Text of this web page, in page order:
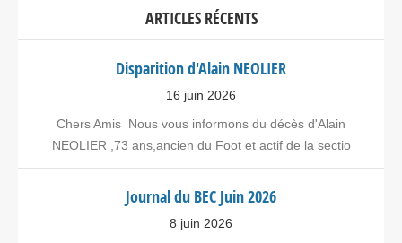
ARTICLES RÉCENTS
Disparition d'Alain NEOLIER
16 juin 2026
Chers Amis Nous vous informons du décès d'Alain
NEOLIER ,73 ans,ancien du Foot et actif de la sectio
Journal du BEC Juin 2026
8 juin 2026